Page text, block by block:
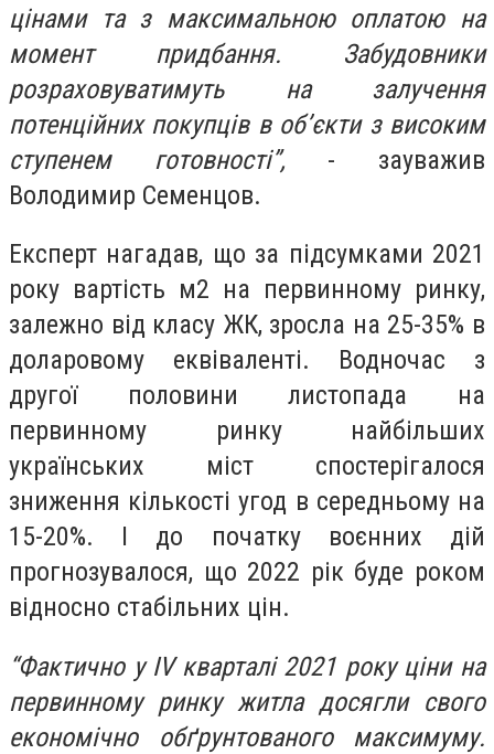
цінами та з максимальною оплатою на
момент придбання. Забудовники
розраховуватимуть на залучення
потенційних покупців в об’єкти з високим
ступенем готовності”, - зауважив
Володимир Семенцов.
Експерт нагадав, що за підсумками 2021
року вартість м2 на первинному ринку,
залежно від класу ЖК, зросла на 25-35% в
доларовому еквіваленті. Водночас з
другої половини листопада на
первинному ринку найбільших
українських міст спостерігалося
зниження кількості угод в середньому на
15-20%. І до початку воєнних дій
прогнозувалося, що 2022 рік буде роком
відносно стабільних цін.
“Фактично у IV кварталі 2021 року ціни на
первинному ринку житла досягли свого
економічно обґрунтованого максимуму.